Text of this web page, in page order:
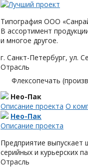
Типография ООО
В ассортимент
и многое другое.
г. Санкт-Петербург, ул.
Отрасль
Флексопечать
Нео-Пак
Описание проекта О
Нео-Пак
Описание проекта
Предприятие выпускает
серийных и курьерских
Отрасль